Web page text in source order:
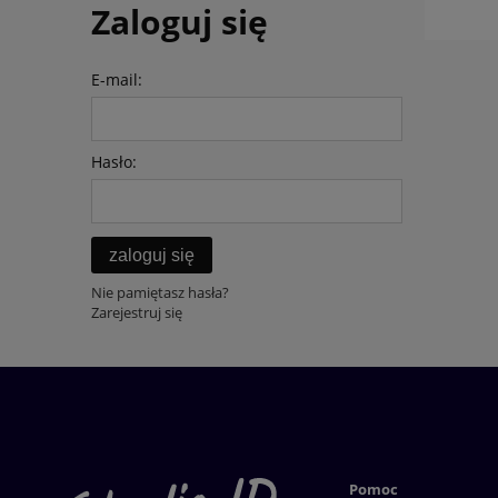
Zaloguj się
E-mail:
Hasło:
zaloguj się
Nie pamiętasz hasła?
Zarejestruj się
Pomoc